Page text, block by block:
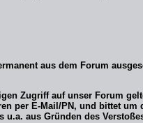
aus dem Forum
Zugriff auf unser Forum
per E-Mail/PN, und bittet um
aus Gründen des